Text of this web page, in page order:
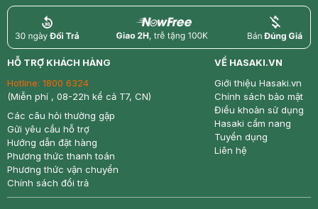
return nowfree price
HỖ TRỢ KHÁCH HÀNG
Hotline: 1800 6324
(Miễn phí , 08-22h kể cả T7, CN)
Các câu hỏi thường gặp
Gửi yêu cầu hỗ trợ
Hướng dẫn đặt hàng
Phương thức thanh toán
Phương thức vận chuyển
Chính sách đổi trả
VỀ HASAKI.VN
Giới thiệu Hasaki.vn
Chính sách bảo mật
Điều khoản sử dụng
Hasaki cẩm nang
Tuyển dụng
Liên hệ